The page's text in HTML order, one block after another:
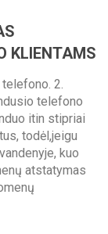
KLIENTAMS
2.
telefono
itin stipriai
todėl,jeigu
kuo
atstatymas